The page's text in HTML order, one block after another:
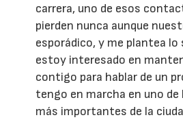
carrera, uno de esos
pierden nunca aunque
esporádico, y me plantea lo
estoy interesado en
contigo para hablar de un
tengo en marcha en uno
más importantes de la